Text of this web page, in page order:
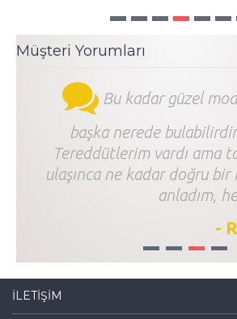
Müşteri Yorumları
Bu kadar güzel
başka nerede
Tereddütlerim vardı ama
ulaşınca ne kadar doğru
anladım,
-
1 2 3 4
İLETIŞIM